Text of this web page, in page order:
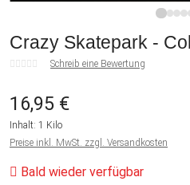
Crazy Skatepark -
Schreib eine Bewertung
16,95 €
Inhalt: 1 Kilo
Preise inkl. MwSt. zzgl. Versandkosten
Bald wieder verfügbar